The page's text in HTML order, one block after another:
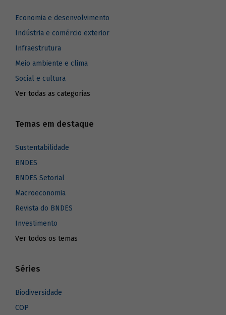
Economia e desenvolvimento
Indústria e comércio exterior
Infraestrutura
Meio ambiente e clima
Social e cultura
Ver todas as categorias
Temas em destaque
Sustentabilidade
BNDES
BNDES Setorial
Macroeconomia
Revista do BNDES
Investimento
Ver todos os temas
Séries
Biodiversidade
COP